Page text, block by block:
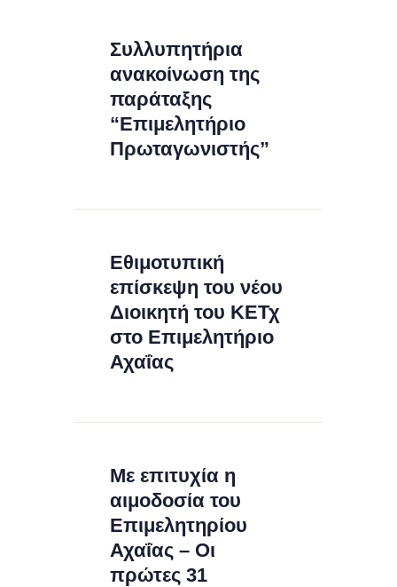
Συλλυπητήρια
ανακοίνωση της
παράταξης
“Επιμελητήριο
Πρωταγωνιστής”
Εθιμοτυπική
επίσκεψη του νέου
Διοικητή του ΚΕΤχ
στο Επιμελητήριο
Αχαΐας
Με επιτυχία η
αιμοδοσία του
Επιμελητηρίου
Αχαΐας – Οι
πρώτες 31